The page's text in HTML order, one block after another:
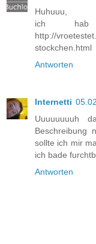
Huhuuu,
ich
http://
stockchen.html
Antworten
Internetti
Uuuuuuuuh
Beschreibung
sollte ich mir
ich bade
Antworten